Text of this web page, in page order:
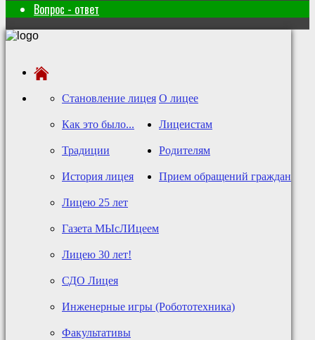
Вопрос - ответ
О лицее
Становление лицея
Как это было...
Традиции
История лицея
Лицею 25 лет
Газета МЫсЛИцеем
Лицею 30 лет!
Лицеистам
СДО Лицея
Инженерные игры (Робототехника)
Факультативы
Родителям
Прием обращений граждан